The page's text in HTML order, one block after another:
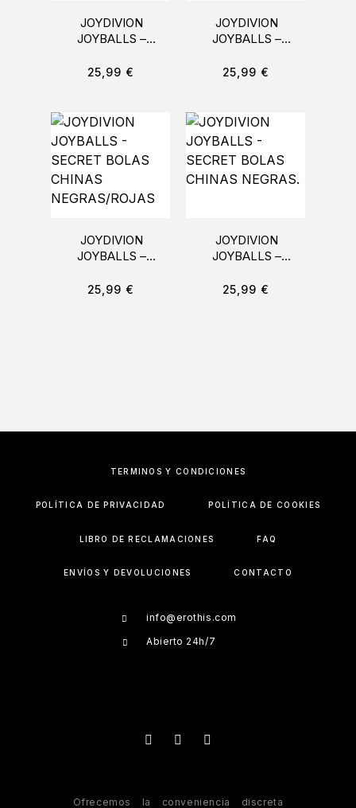
JOYDIVION
JOYBALLS –
CHINAS
25,99 €
JOYDIVION
JOYBALLS –
CHINAS
25,99 €
JOYDIVION
JOYBALLS –
CHINAS
25,99 €
JOYDIVION
JOYBALLS –
CHINAS NEGRAS.
25,99 €
TÉRMINOS Y CONDICIONES
POLÍTICA DE PRIVACIDAD POLÍTICA DE COOKIES
LIBRO DE RECLAMACIONES FAQ
ENVÍOS Y DEVOLUCIONES CONTACTO
info@erothis.com
Abierto 24h/7
Ofrecemos la conveniencia discreta